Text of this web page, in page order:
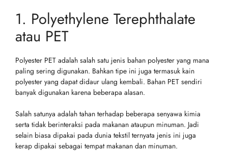
1. Polyethylene Terephthalate
atau PET
Polyester PET adalah salah satu jenis bahan polyester yang mana
paling sering digunakan. Bahkan tipe ini juga termasuk kain
polyester yang dapat didaur ulang kembali. Bahan PET sendiri
banyak digunakan karena beberapa alasan.
Salah satunya adalah tahan terhadap beberapa senyawa kimia
serta tidak berinteraksi pada makanan ataupun minuman. Jadi
selain biasa dipakai pada dunia tekstil ternyata jenis ini juga
kerap dipakai sebagai tempat makanan dan minuman.